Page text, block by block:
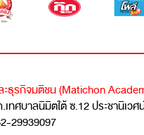
ธุรกิจมติชน (Matichon
เทศบาลนิมิตใต้ ซ.12 ประชานิเว
29939097